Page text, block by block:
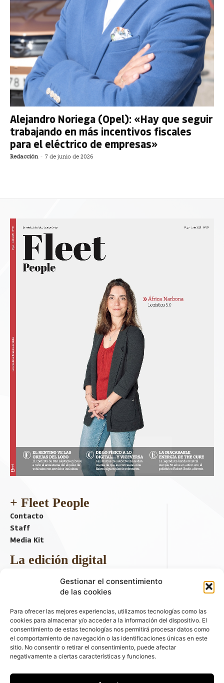
Gestionar el consentimiento
de las cookies
Para ofrecer las mejores experiencias, utilizamos tecnologías como las
cookies para almacenar y/o acceder a la información del dispositivo. El
consentimiento de estas tecnologías nos permitirá procesar datos como
el comportamiento de navegación o las identificaciones únicas en este
sitio. No consentir o retirar el consentimiento, puede afectar
negativamente a ciertas características y funciones.
Alejandro Noriega (Opel): «Hay que seguir
trabajando en más incentivos fiscales
para el eléctrico de empresas»
Redacción - 7 de junio de 2026
+ Fleet People
Contacto
Staff
Media Kit
La edición digital
Descargar último ejemplar
ir a hemeroteca
+ Contenido en redes sociales